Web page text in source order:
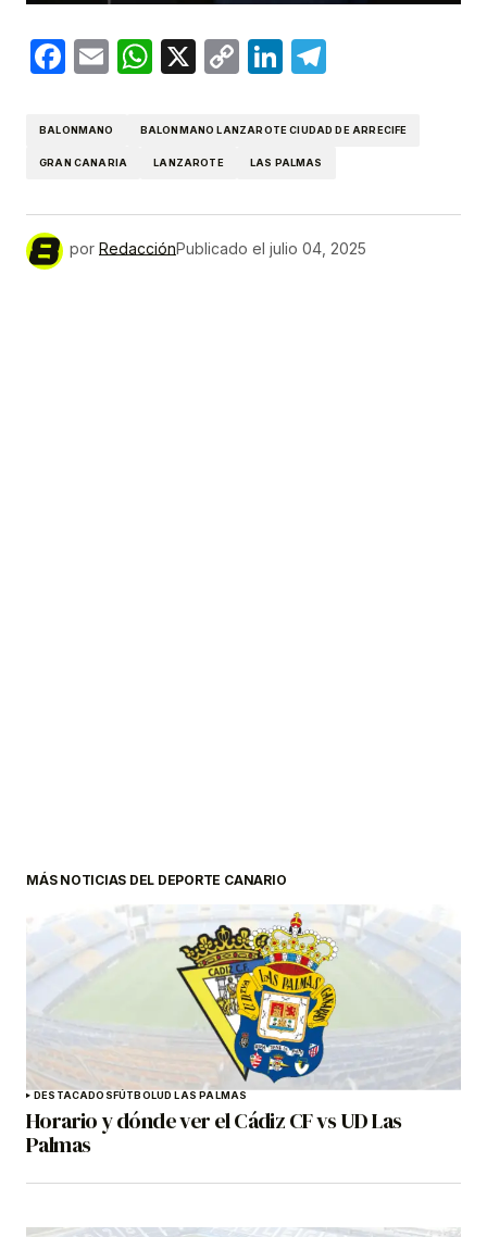
Facebook
EmailWhatsApp
X
CopyLinkedIn
BALONMANO BALONMANO LANZAROTE CIUDAD DE ARRECIFE
GRAN CANARIA LANZAROTE LAS PALMAS
por RedacciónPublicado el julio 04, 2025
MÁS NOTICIAS DEL DEPORTE CANARIO
DESTACADOSFÚTBOLUD LAS PALMAS
Horario y dónde ver el Cádiz CF vs UD Las
Palmas